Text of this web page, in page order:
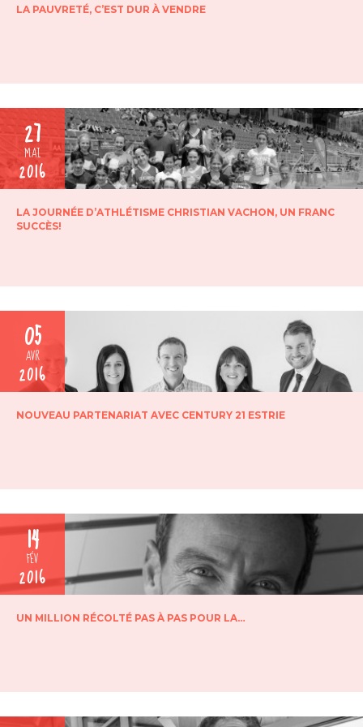
LA PAUVRETÉ, C’EST DUR À VENDRE
27
MAI
2016
LA JOURNÉE D’ATHLÉTISME CHRISTIAN VACHON, UN FRANC
SUCCÈS!
05
AVR
2016
NOUVEAU PARTENARIAT AVEC CENTURY 21 ESTRIE
14
FÉV
2016
UN MILLION RÉCOLTÉ PAS À PAS POUR LA…